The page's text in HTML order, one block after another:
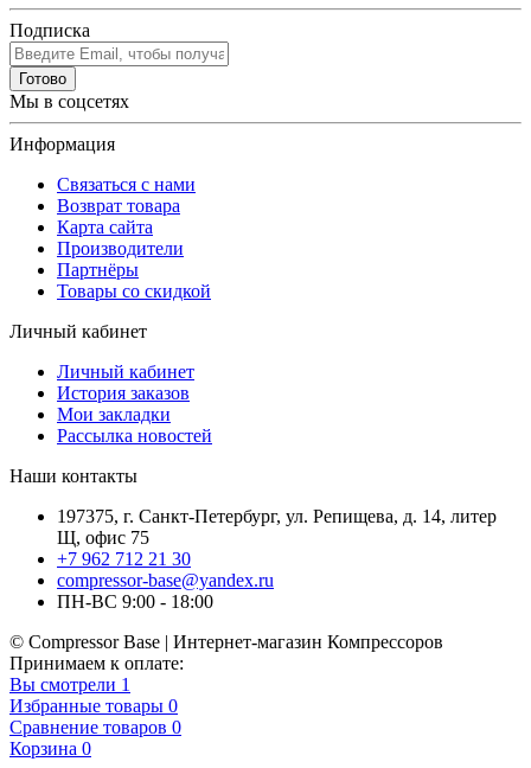
Подписка
Готово
Мы в соцсетях
Информация
Связаться с нами
Возврат товара
Карта сайта
Производители
Партнёры
Товары со скидкой
Личный кабинет
Личный кабинет
История заказов
Мои закладки
Рассылка новостей
Наши контакты
197375, г. Санкт-Петербург, ул. Репищева, д. 14, литер
Щ, офис 75
+7 962 712 21 30
compressor-base@yandex.ru
ПН-ВС 9:00 - 18:00
© Compressor Base | Интернет-магазин Компрессоров
Принимаем к оплате:
Вы смотрели 1
Избранные товары 0
Сравнение товаров 0
Корзина 0